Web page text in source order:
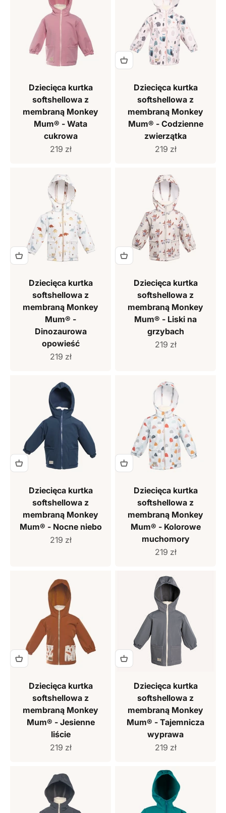
Dziecięca kurtka
softshellowa z
membraną Monkey
Mum® - Wata
cukrowa
Cena sprzedaży
219 zł
Dziecięca kurtka
softshellowa z
membraną Monkey
Mum® - Codzienne
zwierzątka
Cena sprzedaży
219 zł
Dziecięca kurtka
softshellowa z
membraną Monkey
Mum® -
Dinozaurowa
opowieść
Cena sprzedaży
219 zł
Dziecięca kurtka
softshellowa z
membraną Monkey
Mum® - Liski na
grzybach
Cena sprzedaży
219 zł
Dziecięca kurtka
softshellowa z
membraną Monkey
Mum® - Nocne niebo
Cena sprzedaży
219 zł
Dziecięca kurtka
softshellowa z
membraną Monkey
Mum® - Kolorowe
muchomory
Cena sprzedaży
219 zł
Dziecięca kurtka
softshellowa z
membraną Monkey
Mum® - Jesienne
liście
Cena sprzedaży
219 zł
Dziecięca kurtka
softshellowa z
membraną Monkey
Mum® - Tajemnicza
wyprawa
Cena sprzedaży
219 zł